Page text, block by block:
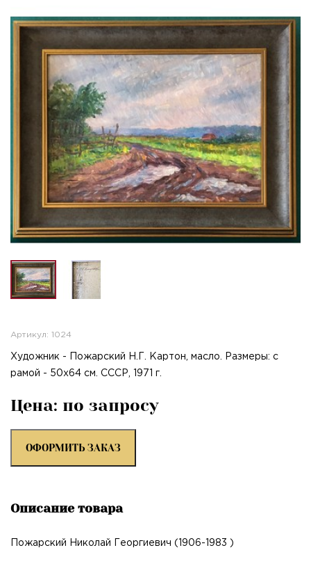
Артикул: 1024
Художник - Пожарский Н.Г. Картон, масло. Размеры: с
рамой - 50х64 см. СССР, 1971 г.
Цена: по запросу
ОФОРМИТЬ ЗАКАЗ
Описание товара
Пожарский Николай Георгиевич (1906-1983 )